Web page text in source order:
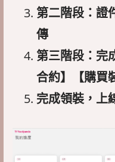
第二階段：證
傳
第三階段：完
合約】【購買
完成領裝，上